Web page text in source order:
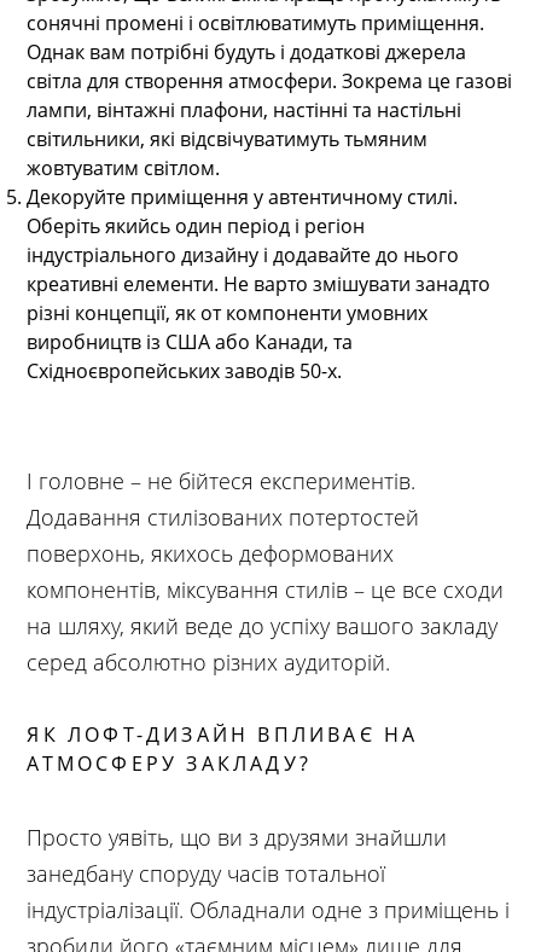
сонячні промені і освітлюватимуть приміщення.
Однак вам потрібні будуть і додаткові джерела
світла для створення атмосфери. Зокрема це газові
лампи, вінтажні плафони, настінні та настільні
світильники, які відсвічуватимуть тьмяним
жовтуватим світлом.
Декоруйте приміщення у автентичному стилі.
Оберіть якийсь один період і регіон
індустріального дизайну і додавайте до нього
креативні елементи. Не варто змішувати занадто
різні концепції, як от компоненти умовних
виробництв із США або Канади, та
Східноєвропейських заводів 50-х.
І головне – не бійтеся експериментів.
Додавання стилізованих потертостей
поверхонь, якихось деформованих
компонентів, міксування стилів – це все сходи
на шляху, який веде до успіху вашого закладу
серед абсолютно різних аудиторій.
ЯК ЛОФТ-ДИЗАЙН ВПЛИВАЄ НА
АТМОСФЕРУ ЗАКЛАДУ?
Просто уявіть, що ви з друзями знайшли
занедбану споруду часів тотальної
індустріалізації. Обладнали одне з приміщень і
зробили його «таємним місцем» лише для